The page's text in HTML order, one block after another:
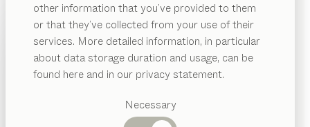
other information that you’ve provided to them
or that they’ve collected from your use of their
services. More detailed information, in particular
about data storage duration and usage, can be
found here and in our privacy statement.
Necessary
Vorgeschlagene
Kategorien
PRODUKTE
INSPIRATION
ÜBER UNS
GARDEROBENSTÄNDER
AUS MASSIVHOLZ